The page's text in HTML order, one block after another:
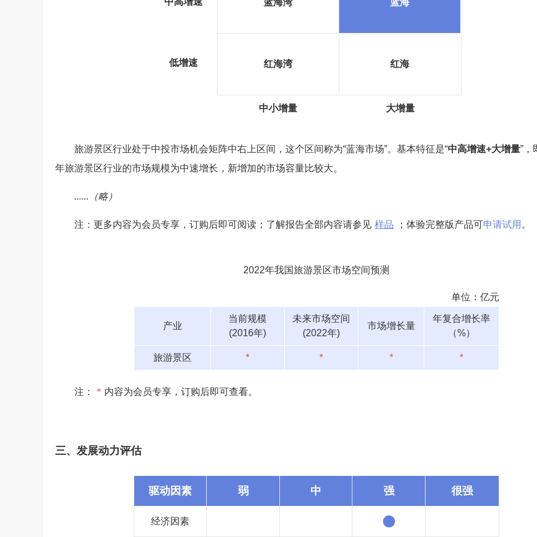
低增速
蓝海湾 蓝海
红海湾 红海
中小增量 大增量
旅游景区行业处于中投市场机会矩阵中右上区间，这个区间称为“蓝海市场”。基本特征是“中高增速+大增量”，
年旅游景区行业的市场规模为中速增长，新增加的市场容量比较大。
......（略）
注：更多内容为会员专享，订购后即可阅读；了解报告全部内容请参见 样品 ；体验完整版产品可申请试用 。
2022年我国旅游景区市场空间预测
单位：亿元
产业
当前规模
(2016年)
未来市场空间
(2022年)
市场增长量
年复合增长率
（%）
旅游景区 * * * *
注： * 内容为会员专享，订购后即可查看。
三、发展动力评估
驱动因素 弱 中 强 很强
经济因素